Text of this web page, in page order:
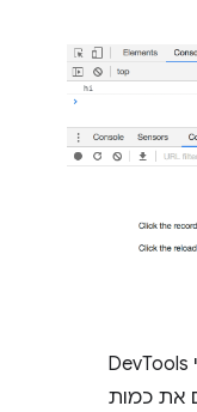
. כלי DevTools
את כמות